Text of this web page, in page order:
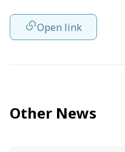
Open link
Other News